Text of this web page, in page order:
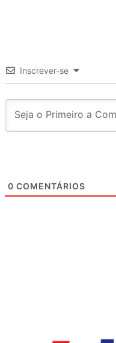
Inscrever-se
0 COMENTÁRIOS